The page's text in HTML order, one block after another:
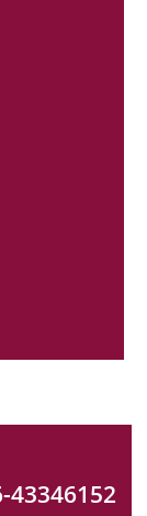
43346152